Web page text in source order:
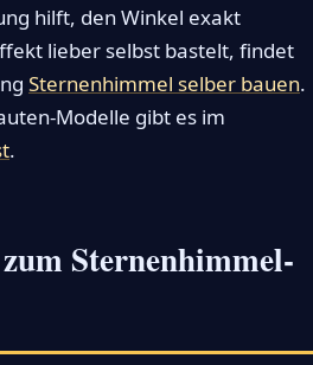
hilft, den Winkel exakt
lieber selbst bastelt, findet
Sternenhimmel selber bauen.
Modelle gibt es im
.
Sternenhimmel-